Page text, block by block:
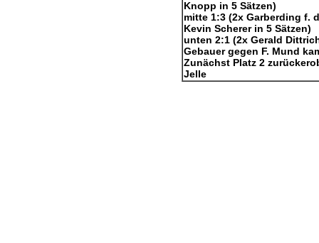
Knopp in 5 Sätzen)
mitte 1:3 (2x Garberding f.
Kevin Scherer in 5 Sätzen)
unten 2:1 (2x Gerald
Gebauer gegen F. Mund
Zunächst Platz 2
Jelle